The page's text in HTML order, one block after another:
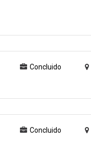
Concluido
Concluido